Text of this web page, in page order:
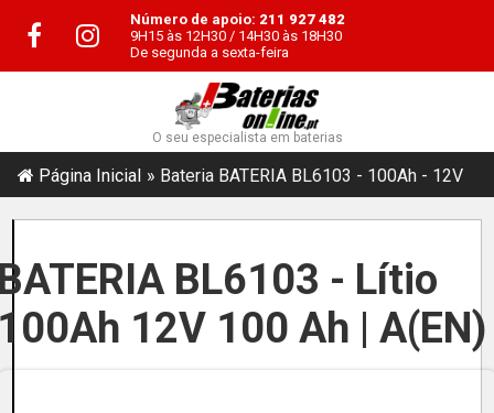
Número de apoio: 211 927 482
9H15 às 12H30 / 14H30 às 18H30
De segunda a sexta-feira
O seu especialista em baterias
Página Inicial Bateria BATERIA BL6103 - 100Ah - 12V
BL6103 - Lítio
12V 100 Ah | A(EN)